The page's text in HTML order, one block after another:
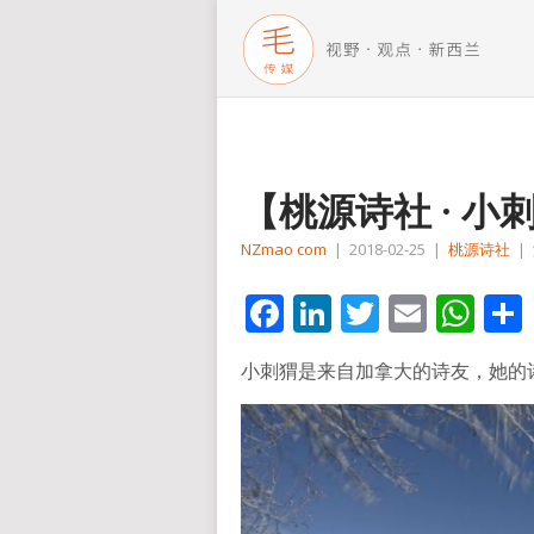
【桃源诗社 ·
NZmao com | 2018-02-25 | 桃源诗社 |
Facebook
LinkedIn
Twitter
Email
小刺猬是来自加拿大的诗友，她